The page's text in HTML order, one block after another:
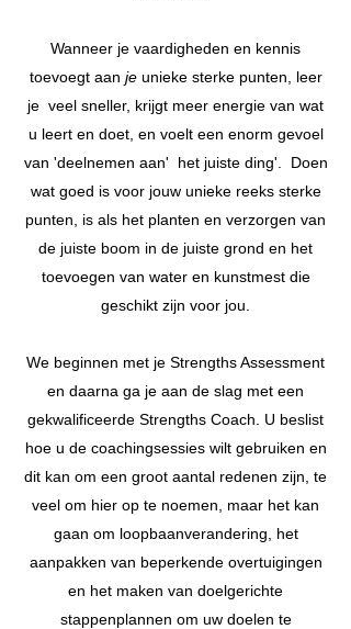
Wanneer je vaardigheden en kennis
toevoegt aan jeunieke sterke punten, leer
je veel sneller, krijgt meer energie van wat
u leert en doet, en voelt een enorm gevoel
van 'deelnemen aan'
het juiste ding'.
Doen
wat goed is voor jouw unieke reeks sterke
punten, is als het planten en verzorgen van
de juiste boom in de juiste grond en het
toevoegen van water en kunstmest die
geschikt zijn voor jou.
We beginnen met je Strengths Assessment
en daarna ga je aan de slag met een
gekwalificeerde Strengths Coach. U beslist
hoe u de coachingsessies wilt gebruiken en
dit kan om een groot aantal redenen zijn, te
veel om hier op te noemen, maar het kan
gaan om loopbaanverandering, het
aanpakken van beperkende overtuigingen
en het maken van doelgerichte
stappenplannen om uw doelen te